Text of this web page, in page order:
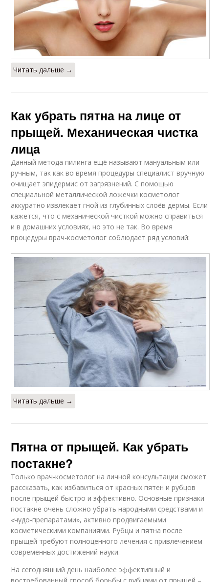
Читать дальше →
Как убрать пятна на лице от
прыщей. Механическая чистка
лица
Данный метода пилинга ещё называют мануальным или
ручным, так как во время процедуры специалист вручную
очищает эпидермис от загрязнений. С помощью
специальной металлической ложечки косметолог
аккуратно извлекает гной из глубинных слоёв дермы. Если
кажется, что с механической чисткой можно справиться
и в домашних условиях, но это не так. Во время
процедуры врач-косметолог соблюдает ряд условий:
Читать дальше →
Пятна от прыщей. Как убрать
постакне?
Только врач-косметолог на личной консультации сможет
рассказать, как избавиться от красных пятен и рубцов
после прыщей быстро и эффективно. Основные признаки
постакне очень сложно убрать народными средствами и
«чудо-препаратами», активно продвигаемыми
косметическими компаниями. Рубцы и пятна после
прыщей требуют полноценного лечения с привлечением
современных достижений науки.
На сегодняшний день наиболее эффективный и